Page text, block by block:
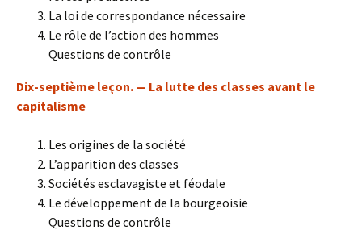
La loi de correspondance nécessaire
Le rôle de l’action des hommes
Questions de contrôle
Dix-septième leçon. — La lutte des classes avant le
capitalisme
Les origines de la société
L’apparition des classes
Sociétés esclavagiste et féodale
Le développement de la bourgeoisie
Questions de contrôle